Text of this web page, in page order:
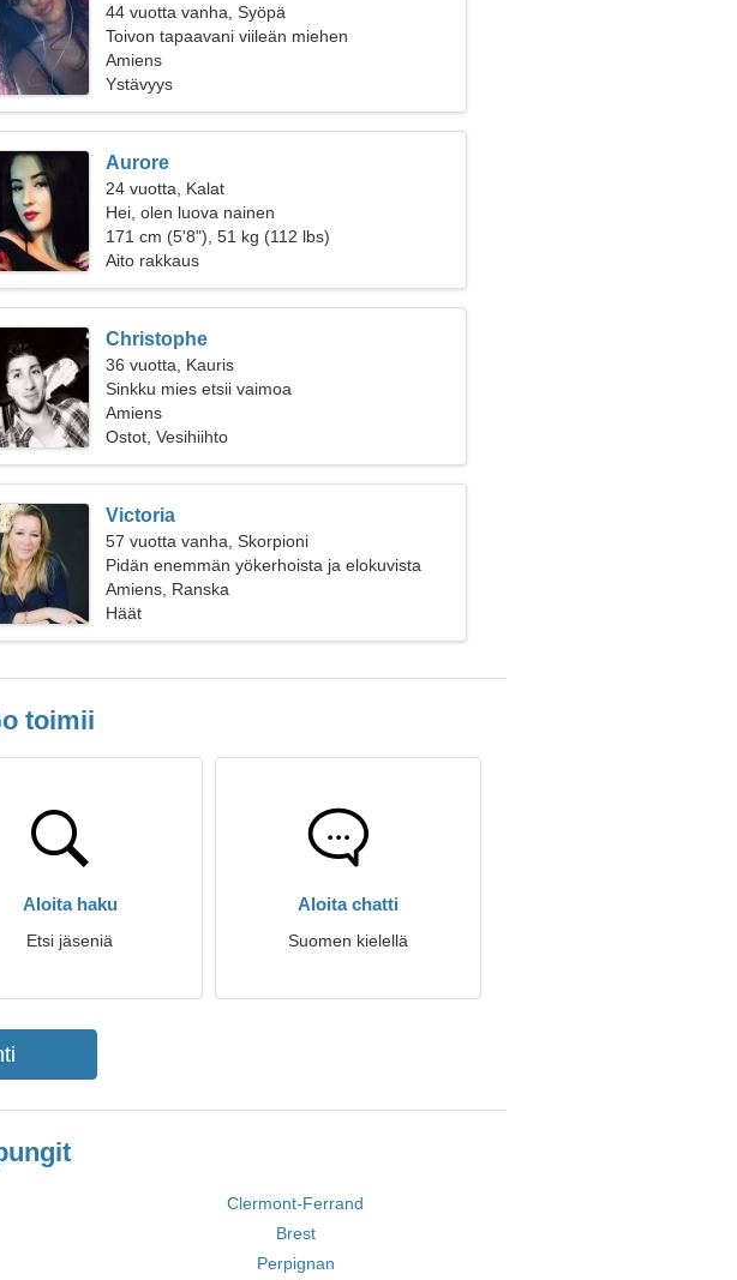
44 vuotta vanha, Syöpä
Toivon tapaavani viileän miehen
Amiens
Ystävyys
Aurore
24 vuotta, Kalat
Hei, olen luova nainen
171 cm (5'8"), 51 kg (112 lbs)
Aito rakkaus
Christophe
36 vuotta, Kauris
Sinkku mies etsii vaimoa
Amiens
Ostot, Vesihiihto
Victoria
57 vuotta vanha, Skorpioni
Pidän enemmän yökerhoista ja elokuvista
Amiens, Ranska
Häät
toimii
Aloita haku
Etsi jäseniä
Aloita chatti
Suomen kielellä
Clermont-Ferrand
Brest
Perpignan